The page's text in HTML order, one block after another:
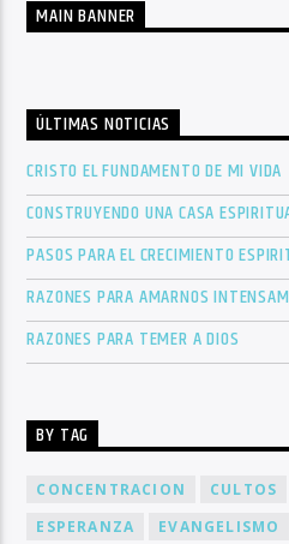
MAIN BANNER
ÚLTIMAS NOTICIAS
CRISTO EL FUNDAMENTO DE MI VIDA
CONSTRUYENDO UNA CASA
PASOS PARA EL CRECIMIENTO
RAZONES PARA AMARNOS
RAZONES PARA TEMER A DIOS
BY TAG
CONCENTRACION CULTOS
ESPERANZA
EVANGELISMO